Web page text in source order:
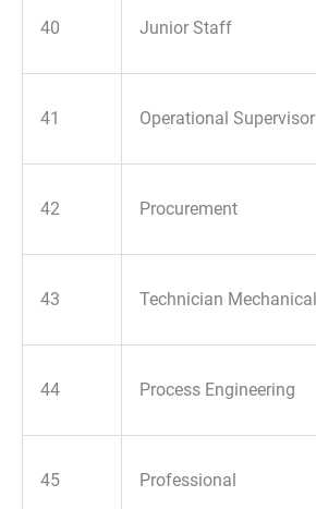
40 Junior Staff
41 Operational Supervisor
42 Procurement
43 Technician Mechanical
44 Process Engineering
45 Professional